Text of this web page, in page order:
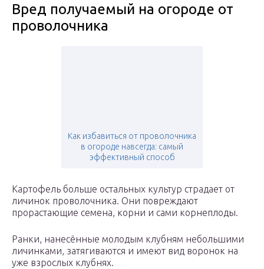
Вред получаемый на огороде от
проволочника
Как избавиться от проволочника
в огороде навсегда: самый
эффективный способ
Картофель больше остальных культур страдает от
личинок проволочника. Они повреждают
прорастающие семена, корни и сами корнеплоды.
Ранки, нанесённые молодым клубням небольшими
личинками, затягиваются и имеют вид воронок на
уже взрослых клубнях.